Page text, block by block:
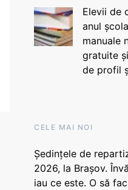
Elevii de
anul
manuale
gratuite
de profil
CELE MAI NOI
Ședințele de
2026, la Brașov.
iau ce este. O să